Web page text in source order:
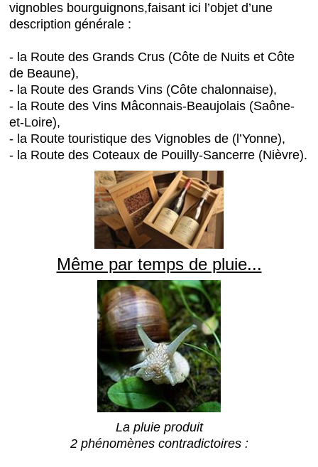
vignobles bourguignons,faisant ici l’objet d’une
description générale :
- la Route des Grands Crus (Côte de Nuits et Côte
de Beaune),
- la Route des Grands Vins (Côte chalonnaise),
- la Route des Vins Mâconnais-Beaujolais (Saône-
et-Loire),
- la Route touristique des Vignobles de (l’Yonne),
- la Route des Coteaux de Pouilly-Sancerre (Nièvre).
Même par temps de pluie...
La pluie produit
2 phénomènes contradictoires :